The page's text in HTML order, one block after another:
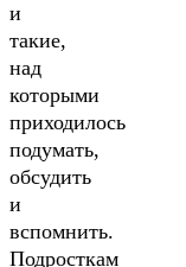
и
такие,
над
которыми
приходилось
подумать,
обсудить
и
вспомнить.
Подросткам